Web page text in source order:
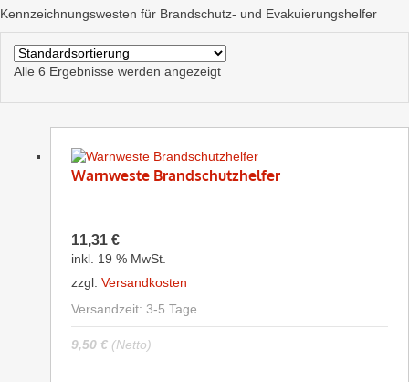
Kennzeichnungswesten für Brandschutz- und Evakuierungshelfer
Alle 6 Ergebnisse werden angezeigt
Warnweste Brandschutzhelfer
11,31€
inkl. 19 % MwSt.
zzgl.Versandkosten
Versandzeit:3-5 Tage
9,50€ (Netto)